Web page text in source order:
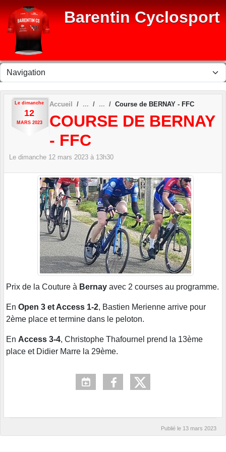
Barentin Cyclosport
Le dimanche
12
MARS 2023
Accueil Course de BERNAY - FFC
COURSE DE BERNAY
- FFC
Le dimanche 12 mars 2023 à 13h30
Prix de la Couture à Bernay avec 2 courses au programme.
En Open 3 et Access 1-2, Bastien Merienne arrive pour
2ème place et termine dans le peloton.
En Access 3-4, Christophe Thafournel prend la 13ème
place et Didier Marre la 29ème.
Publié le 13 mars 2023
Panneau de gestion des cookies